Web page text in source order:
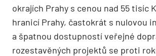
okrajích Prahy s cenou nad 55 tisíc
hranicí Prahy, častokrát s nulovou
a špatnou dostupností veřejné
rozestavěných projektů se proti